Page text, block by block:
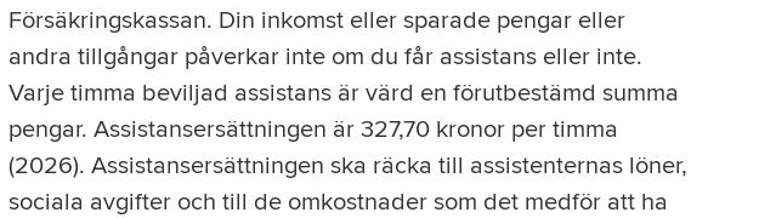
Försäkringskassan. Din inkomst eller sparade pengar eller
andra tillgångar påverkar inte om du får assistans eller inte.
Varje timma beviljad assistans är värd en förutbestämd summa
pengar. Assistansersättningen är 327,70 kronor per timma
(2026). Assistansersättningen ska räcka till assistenternas löner,
sociala avgifter och till de omkostnader som det medför att ha